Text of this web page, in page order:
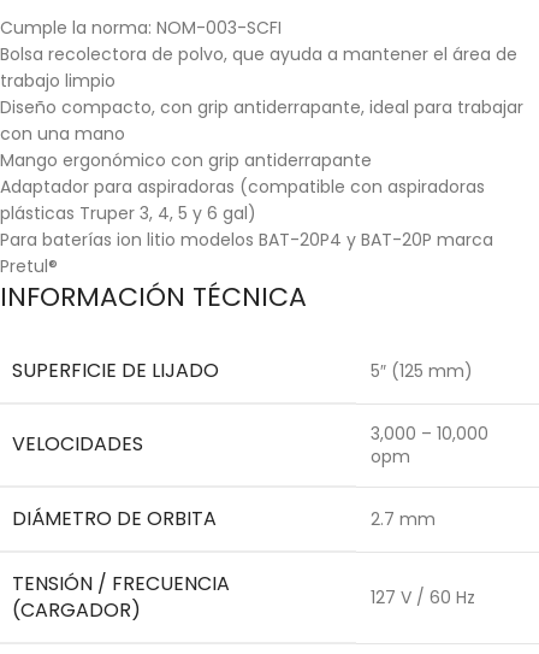
Cumple la norma: NOM-003-SCFI
Bolsa recolectora de polvo, que ayuda a mantener el área de
trabajo limpio
Diseño compacto, con grip antiderrapante, ideal para trabajar
con una mano
Mango ergonómico con grip antiderrapante
Adaptador para aspiradoras (compatible con aspiradoras
plásticas Truper 3, 4, 5 y 6 gal)
Para baterías ion litio modelos BAT-20P4 y BAT-20P marca
Pretul®
INFORMACIÓN TÉCNICA
SUPERFICIE DE LIJADO 5″ (125 mm)
VELOCIDADES
3,000 – 10,000
opm
DIÁMETRO DE ORBITA 2.7 mm
TENSIÓN / FRECUENCIA
(CARGADOR)
127 V / 60 Hz